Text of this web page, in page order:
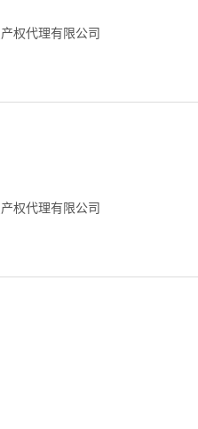
权代理有限公司
权代理有限公司